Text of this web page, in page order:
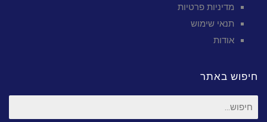
מדיניות פרטיות
תנאי שימוש
אודות
חיפוש באתר
חיפוש
עבור: